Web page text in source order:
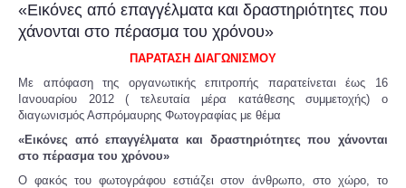
«Εικόνες από επαγγέλματα και δραστηριότητες που
χάνονται στο πέρασμα του χρόνου»
ΠΑΡΑΤΑΣΗ ΔΙΑΓΩΝΙΣΜΟΥ
Με απόφαση της οργανωτικής επιτροπής παρατείνεται έως 16
Ιανουαρίου 2012 ( τελευταία μέρα κατάθεσης συμμετοχής) ο
διαγωνισμός Ασπρόμαυρης Φωτογραφίας με θέμα
«Εικόνες από επαγγέλματα και δραστηριότητες που χάνονται
στο πέρασμα του χρόνου»
Ο φακός του φωτογράφου εστιάζει στον άνθρωπο, στο χώρο, το